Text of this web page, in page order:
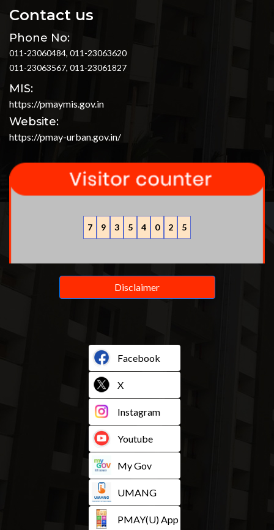
Contact us
Phone No:
011-23060484, 011-23063620
011-23063567, 011-23061827
MIS:
https://pmaymis.gov.in
Website:
https://pmay-urban.gov.in/
7 9 3 5 4 0 2 5
Disclaimer
Facebook
X
Instagram
Youtube
My Gov
UMANG
PMAY(U) App